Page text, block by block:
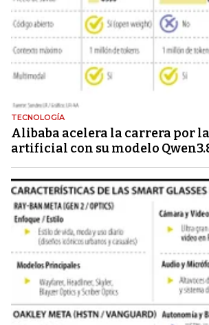
TECNOLOGÍA
Alibaba acelera la carrera por
artificial con su modelo